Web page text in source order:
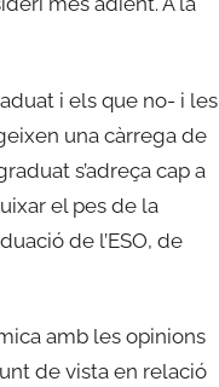
i els que no- i les
una càrrega de
s’adreça cap a
el pes de la
de l’ESO, de
amb les opinions
de vista en relació